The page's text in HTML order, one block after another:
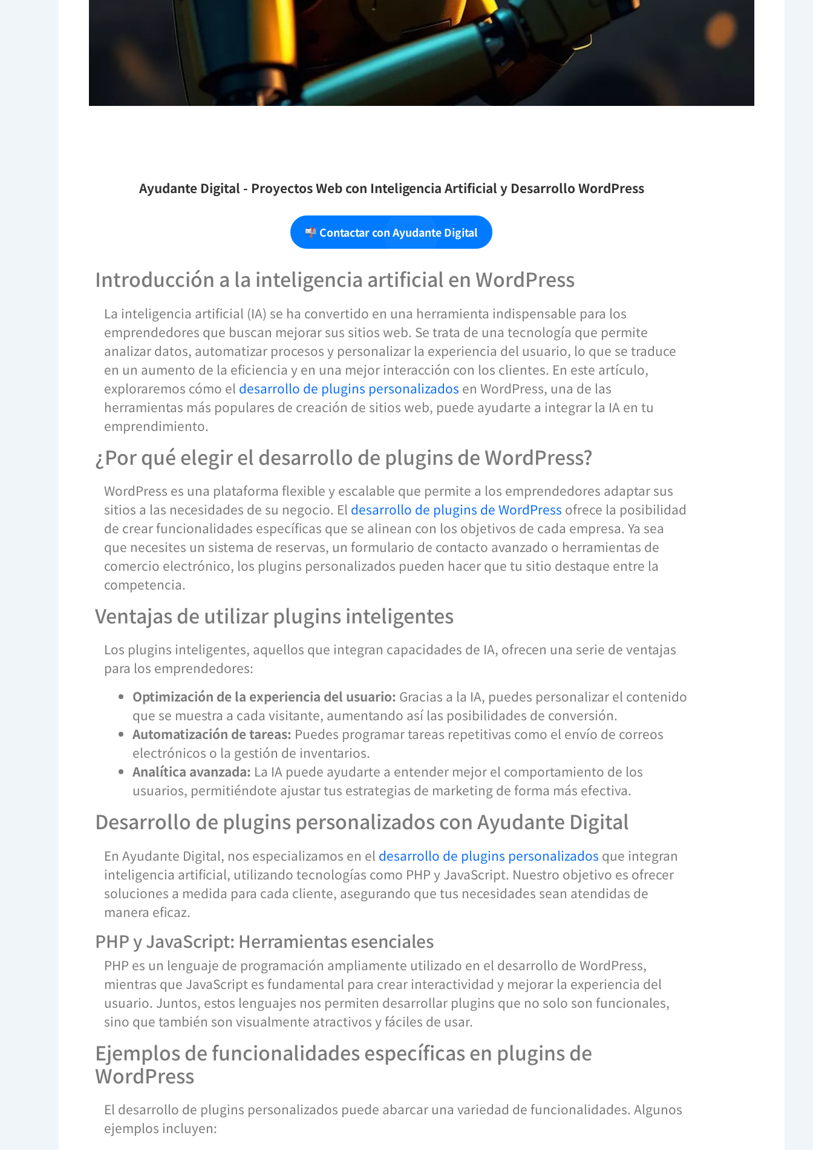
Ayudante Digital - Proyectos Web con Inteligencia Artificial y Desarrollo WordPress
Contactar con Ayudante Digital
Introducción a la inteligencia artificial en WordPress
La inteligencia artificial (IA) se ha convertido en una herramienta indispensable para los
emprendedores que buscan mejorar sus sitios web. Se trata de una tecnología que permite
analizar datos, automatizar procesos y personalizar la experiencia del usuario, lo que se traduce
en un aumento de la eficiencia y en una mejor interacción con los clientes. En este artículo,
exploraremos cómo el desarrollo de plugins personalizados en WordPress, una de las
herramientas más populares de creación de sitios web, puede ayudarte a integrar la IA en tu
emprendimiento.
¿Por qué elegir el desarrollo de plugins de WordPress?
WordPress es una plataforma flexible y escalable que permite a los emprendedores adaptar sus
sitios a las necesidades de su negocio. El desarrollo de plugins de WordPress ofrece la posibilidad
de crear funcionalidades específicas que se alinean con los objetivos de cada empresa. Ya sea
que necesites un sistema de reservas, un formulario de contacto avanzado o herramientas de
comercio electrónico, los plugins personalizados pueden hacer que tu sitio destaque entre la
competencia.
Ventajas de utilizar plugins inteligentes
Los plugins inteligentes, aquellos que integran capacidades de IA, ofrecen una serie de ventajas
para los emprendedores:
Optimización de la experiencia del usuario: Gracias a la IA, puedes personalizar el contenido
que se muestra a cada visitante, aumentando así las posibilidades de conversión.
Automatización de tareas: Puedes programar tareas repetitivas como el envío de correos
electrónicos o la gestión de inventarios.
Analítica avanzada: La IA puede ayudarte a entender mejor el comportamiento de los
usuarios, permitiéndote ajustar tus estrategias de marketing de forma más efectiva.
Desarrollo de plugins personalizados con Ayudante Digital
En Ayudante Digital, nos especializamos en el desarrollo de plugins personalizados que integran
inteligencia artificial, utilizando tecnologías como PHP y JavaScript. Nuestro objetivo es ofrecer
soluciones a medida para cada cliente, asegurando que tus necesidades sean atendidas de
manera eficaz.
PHP y JavaScript: Herramientas esenciales
PHP es un lenguaje de programación ampliamente utilizado en el desarrollo de WordPress,
mientras que JavaScript es fundamental para crear interactividad y mejorar la experiencia del
usuario. Juntos, estos lenguajes nos permiten desarrollar plugins que no solo son funcionales,
sino que también son visualmente atractivos y fáciles de usar.
Ejemplos de funcionalidades específicas en plugins de
WordPress
El desarrollo de plugins personalizados puede abarcar una variedad de funcionalidades. Algunos
ejemplos incluyen: